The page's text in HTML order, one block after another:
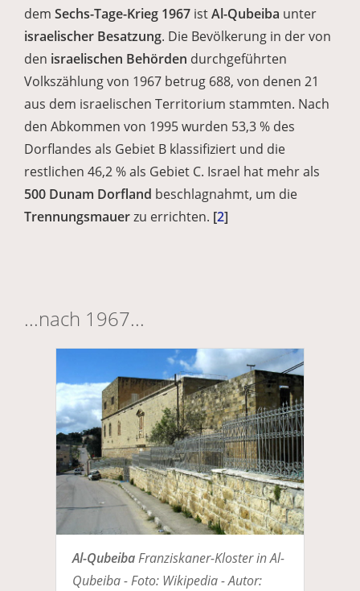
dem Sechs-Tage-Krieg 1967 istAl-Qubeiba unter
israelischer Besatzung. Die Bevölkerung in der von
den israelischen Behörden durchgeführten
Volkszählung von 1967 betrug 688, von denen 21
aus dem israelischen Territorium stammten. Nach
den Abkommen von 1995 wurden 53,3 % des
Dorflandes als Gebiet B klassifiziert und die
restlichen 46,2 % als Gebiet C. Israel hat mehr als
500 Dunam Dorfland beschlagnahmt, um die
Trennungsmauerzu errichten. [2]
...nach 1967...
Al-QubeibaFranziskaner-Kloster in Al-
Qubeiba - Foto: Wikipedia - Autor: